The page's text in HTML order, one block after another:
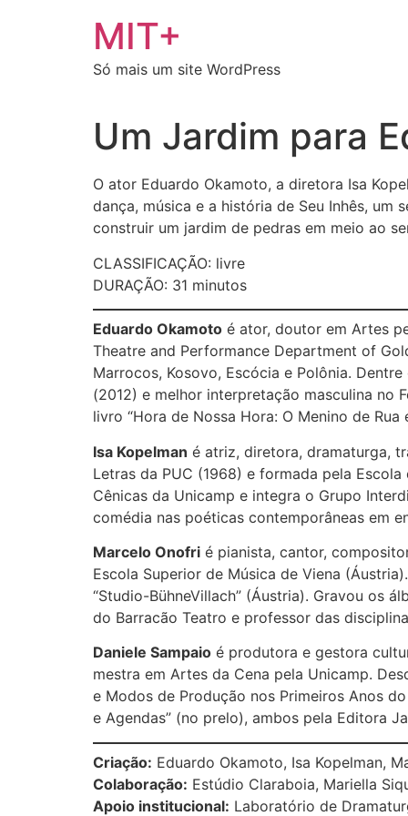
MIT+
Só mais um site WordPress
Um Jardim para
O ator Eduardo Okamoto, a diretora Isa
dança, música e a história de Seu Inhês,
construir um jardim de pedras em meio ao
CLASSIFICAÇÃO: livre
DURAÇÃO: 31 minutos
Eduardo Okamoto é ator, doutor em Artes
Theatre and Performance Department of
Marrocos, Kosovo, Escócia e Polônia.
(2012) e melhor interpretação masculina no
livro “Hora de Nossa Hora: O Menino de
Isa Kopelman é atriz, diretora, dramaturga,
Letras da PUC (1968) e formada pela
Cênicas da Unicamp e integra o Grupo
comédia nas poéticas contemporâneas em
Marcelo Onofri é pianista, cantor,
Escola Superior de Música de Viena
“Studio-BühneVillach” (Áustria). Gravou os
do Barracão Teatro e professor das
Daniele Sampaio é produtora e gestora
mestra em Artes da Cena pela Unicamp.
e Modos de Produção nos Primeiros Anos
e Agendas” (no prelo), ambos pela Editora
Criação: Eduardo Okamoto, Isa Kopelman,
Colaboração: Estúdio Claraboia, Mariella
Apoio institucional: Laboratório de